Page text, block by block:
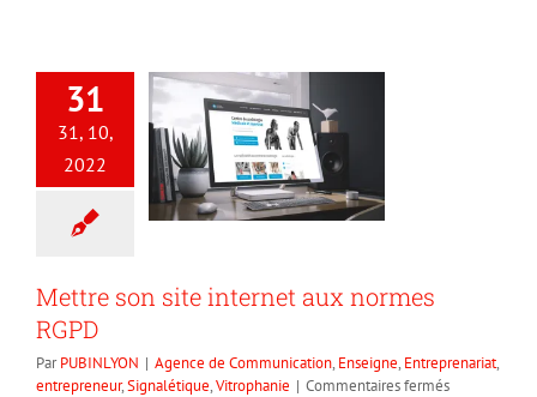
31
31, 10,
2022
Mettre son site internet aux normes
RGPD
ParPUBINLYON | Agence de Communication, Enseigne, Entreprenariat,
entrepreneur,Signalétique,Vitrophanie | Commentaires ferméssur